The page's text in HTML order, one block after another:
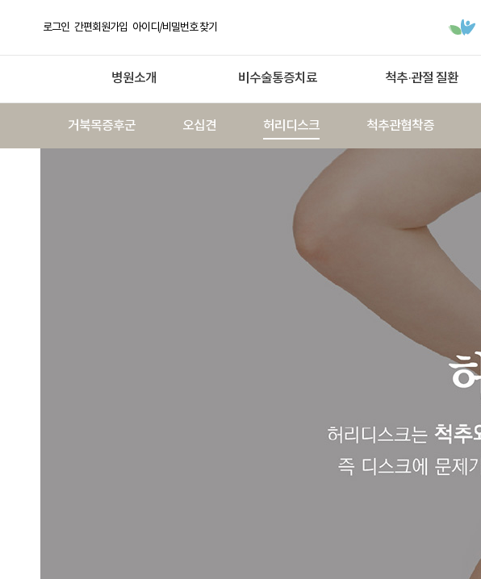
로그인 간편회원가입 아이디/비밀번호 찾기
병원소개 비수술통증치료 척추·관절 질환
거북목증후군 오십견 허리디스크 척추관협착증